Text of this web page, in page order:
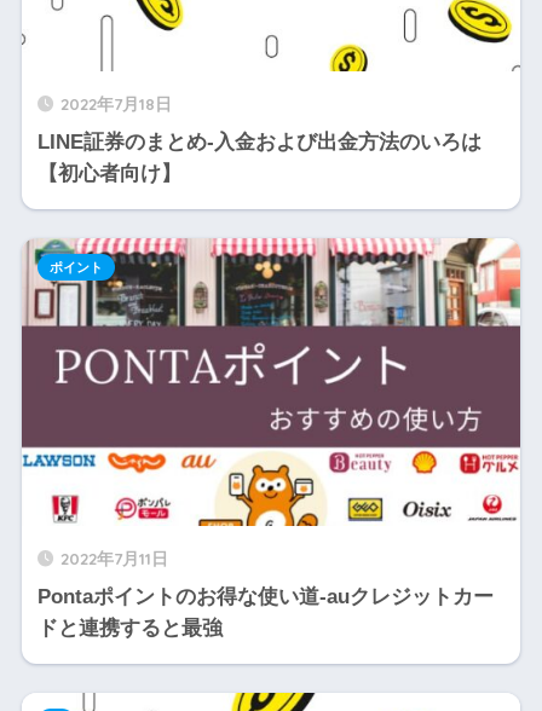
2022年7月18日
LINE証券のまとめ-入金および出金方法のいろは
【初心者向け】
2022年7月11日
Pontaポイントのお得な使い道-auクレジットカー
ドと連携すると最強
ポイント